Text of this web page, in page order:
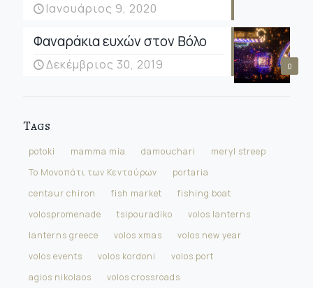
Ιανουάριος 9, 2020
0
Φαναράκια ευχών στον Βόλο
Δεκέμβριος 30, 2019
Tags
potoki mamma mia damouchari
meryl streep
Το Μονοπάτι των Κενταύρων
portaria
centaur chiron
fish market
fishing boat
volospromenade
tsipouradiko
volos lanterns
lanterns greece
volos xmas
volos new year
volos events
volos kordoni
volos port
agios nikolaos
volos crossroads